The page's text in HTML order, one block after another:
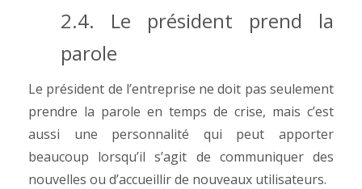
2.4. Le président prend la
parole
Le président de l’entreprise ne doit pas seulement
prendre la parole en temps de crise, mais c’est
aussi une personnalité qui peut apporter
beaucoup lorsqu’il s’agit de communiquer des
nouvelles ou d’accueillir de nouveaux utilisateurs.